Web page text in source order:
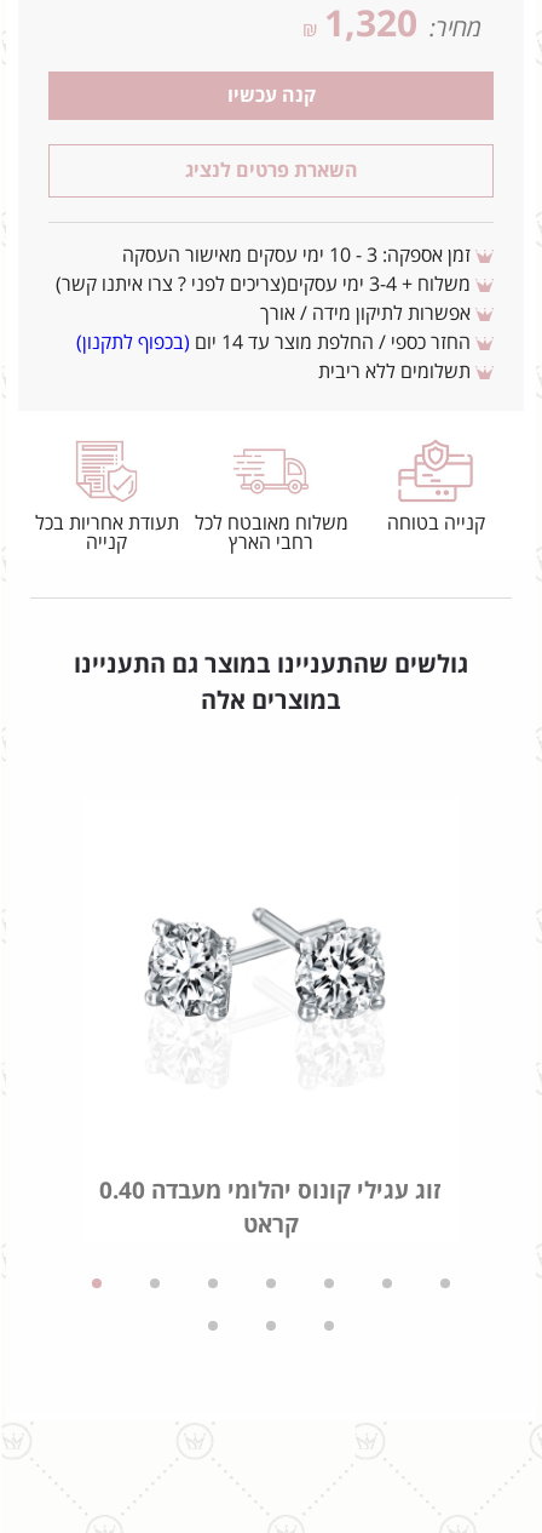
מחיר: 1,320
₪
קנה עכשיו
השארת פרטים לנציג
זמן אספקה: 3 - 10 ימי עסקים מאישור העסקה
משלוח + 3-4 ימי עסקים(צריכים לפני ? צרו איתנו קשר)
אפשרות לתיקון מידה / אורך
החזר כספי / החלפת מוצר עד 14 יום
(בכפוף לתקנון)
תשלומים ללא ריבית
קנייה בטוחה
משלוח מאובטח לכל
רחבי הארץ
תעודת אחריות בכל
קנייה
גולשים שהתעניינו במוצר גם התעניינו
במוצרים אלה
זוג עגילי קונוס יהלומי מעבדה 0.40
קראט